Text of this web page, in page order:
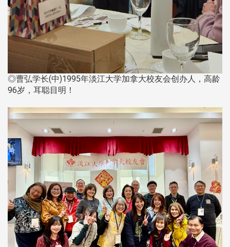
◎曹弘学长(中)1995年淡江大学加拿大校友会创办人，高龄
96岁，耳聪目明！